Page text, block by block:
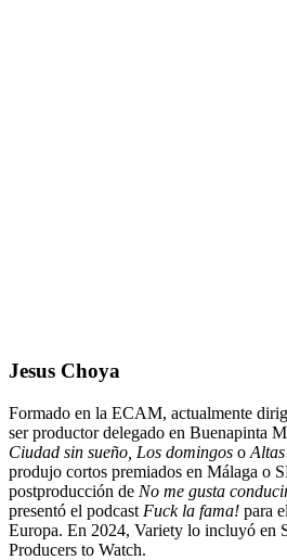
Jesus Choya
Formado en la ECAM, actualmente
ser productor delegado en Buenapinta
Ciudad sin sueño, Los domingos o
produjo cortos premiados en Málaga o
postproducción de No me gusta
presentó el podcast Fuck la fama! para
Europa. En 2024, Variety lo incluyó en
Producers to Watch.